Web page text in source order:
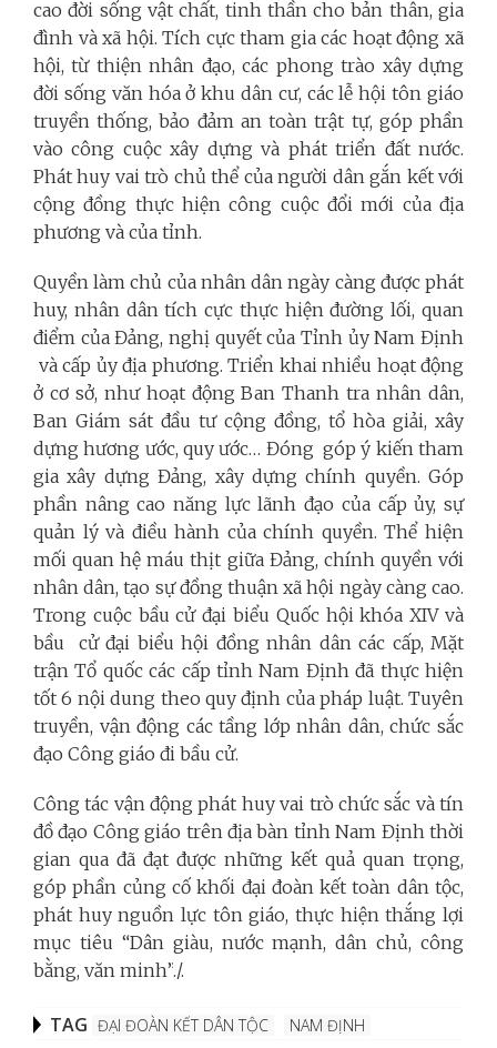
cao đời sống vật chất, tinh thần cho bản thân, gia
đình và xã hội. Tích cực tham gia các hoạt động xã
hội, từ thiện nhân đạo, các phong trào xây dựng
đời sống văn hóa ở khu dân cư, các lễ hội tôn giáo
truyền thống, bảo đảm an toàn trật tự, góp phần
vào công cuộc xây dựng và phát triển đất nước.
Phát huy vai trò chủ thể của người dân gắn kết với
cộng đồng thực hiện công cuộc đổi mới của địa
phương và của tỉnh.
Quyền làm chủ của nhân dân ngày càng được phát
huy, nhân dân tích cực thực hiện đường lối, quan
điểm của Đảng, nghị quyết của Tỉnh ủy Nam Định
và cấp ủy địa phương. Triển khai nhiều hoạt động
ở cơ sở, như hoạt động Ban Thanh tra nhân dân,
Ban Giám sát đầu tư cộng đồng, tổ hòa giải, xây
dựng hương ước, quy ước… Đóng góp ý kiến tham
gia xây dựng Đảng, xây dựng chính quyền. Góp
phần nâng cao năng lực lãnh đạo của cấp ủy, sự
quản lý và điều hành của chính quyền. Thể hiện
mối quan hệ máu thịt giữa Đảng, chính quyền với
nhân dân, tạo sự đồng thuận xã hội ngày càng cao.
Trong cuộc bầu cử đại biểu Quốc hội khóa XIV và
bầu cử đại biểu hội đồng nhân dân các cấp, Mặt
trận Tổ quốc các cấp tỉnh Nam Định đã thực hiện
tốt 6 nội dung theo quy định của pháp luật. Tuyên
truyền, vận động các tầng lớp nhân dân, chức sắc
đạo Công giáo đi bầu cử.
Công tác vận động phát huy vai trò chức sắc và tín
đồ đạo Công giáo trên địa bàn tỉnh Nam Định thời
gian qua đã đạt được những kết quả quan trọng,
góp phần củng cố khối đại đoàn kết toàn dân tộc,
phát huy nguồn lực tôn giáo, thực hiện thắng lợi
mục tiêu “Dân giàu, nước mạnh, dân chủ, công
bằng, văn minh”./.
TAG ĐẠI ĐOÀN KẾT DÂN TỘC NAM ĐỊNH